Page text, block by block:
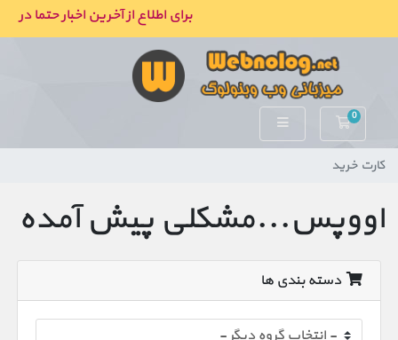
برای اطلاع از آخرین اخبار حتما در
0 کارت خرید
کارت خرید
اووپس...مشکلی پیش آمده
دسته بندی ها